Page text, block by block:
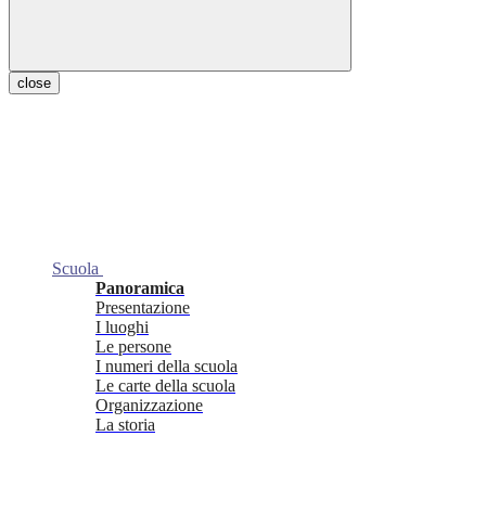
close
Scuola
Panoramica
Presentazione
I luoghi
Le persone
I numeri della scuola
Le carte della scuola
Organizzazione
La storia